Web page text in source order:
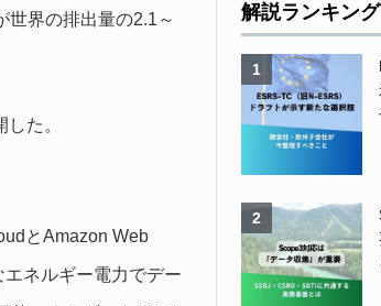
世界の排出量の2.1～
た。
とAmazon Web
ネルギー電力でデー
解説ランキング
1
2